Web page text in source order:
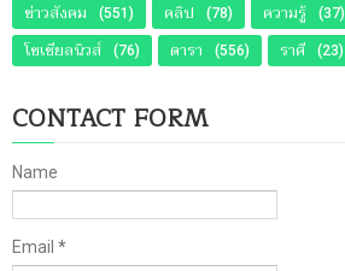
ข่าวสังคม (551) คลิป (78) ความรู้ (37)
โซเชียลนิวส์ (76) ดารา (556) ราศี (23)
CONTACT FORM
Name
Email *